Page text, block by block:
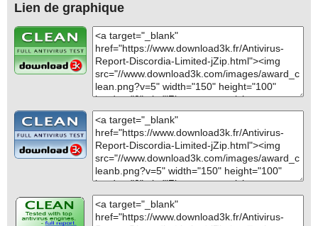
Lien de graphique